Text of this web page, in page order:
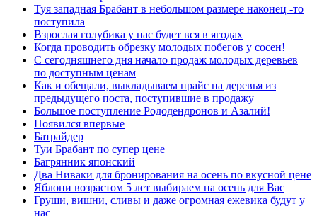
Туя западная Брабант в небольшом размере наконец -то
поступила
Взрослая голубика у нас будет вся в ягодах
Когда проводить обрезку молодых побегов у сосен!
С сегодняшнего дня начало продаж молодых деревьев
по доступным ценам
Как и обещали, выкладываем прайс на деревья из
предыдущего поста, поступившие в продажу
Большое поступление Рододендронов и Азалий!
Появился впервые
Батрайдер
Туи Брабант по супер цене
Багрянник японский
Два Ниваки для бронирования на осень по вкусной цене
Яблони возрастом 5 лет выбираем на осень для Вас
Груши, вишни, сливы и даже огромная ежевика будут у
нас